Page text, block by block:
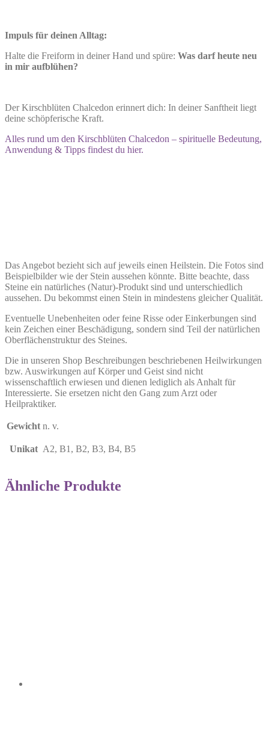
Impuls für deinen Alltag:
Halte die Freiform in deiner Hand und spüre: Was darf heute neu
in mir aufblühen?
Der Kirschblüten Chalcedon erinnert dich: In deiner Sanftheit liegt
deine schöpferische Kraft.
Alles rund um den Kirschblüten Chalcedon – spirituelle Bedeutung,
Anwendung & Tipps findest du hier.
Das Angebot bezieht sich auf jeweils einen Heilstein. Die Fotos sind
Beispielbilder wie der Stein aussehen könnte. Bitte beachte, dass
Steine ein natürliches (Natur)-Produkt sind und unterschiedlich
aussehen. Du bekommst einen Stein in mindestens gleicher Qualität.
Eventuelle Unebenheiten oder feine Risse oder Einkerbungen sind
kein Zeichen einer Beschädigung, sondern sind Teil der natürlichen
Oberflächenstruktur des Steines.
Die in unseren Shop Beschreibungen beschriebenen Heilwirkungen
bzw. Auswirkungen auf Körper und Geist sind nicht
wissenschaftlich erwiesen und dienen lediglich als Anhalt für
Interessierte. Sie ersetzen nicht den Gang zum Arzt oder
Heilpraktiker.
Gewicht n. v.
Unikat A2, B1, B2, B3, B4, B5
Ähnliche Produkte